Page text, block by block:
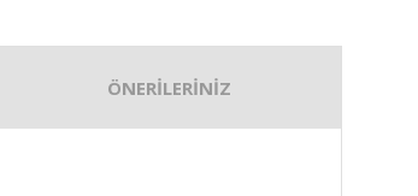
ÖNERİLERİNİZ